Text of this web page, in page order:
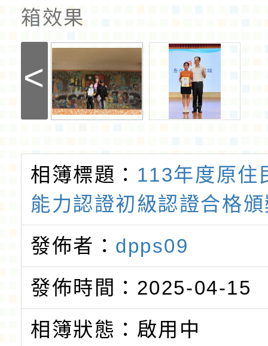
箱效果
<
相簿標題： 113年度原住
能力認證初級認證合格
發佈者： dpps09
發佈時間：2025-04-15
相簿狀態：啟用中